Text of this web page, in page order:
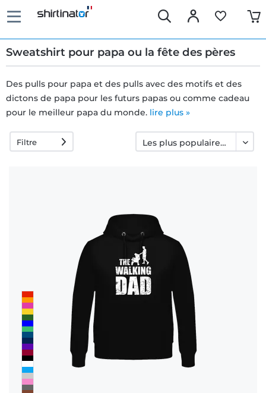
Sweatshirt pour papa ou la fête des pères
Livraison
rétractation
Des pulls pour papa et des pulls avec des motifs et des
dictons de papa pour les futurs papas ou comme cadeau
pour le meilleur papa du monde. lire plus »
Filtre